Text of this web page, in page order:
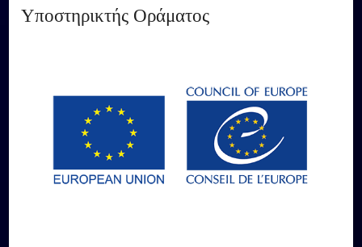
Υποστηρικτής Οράματος